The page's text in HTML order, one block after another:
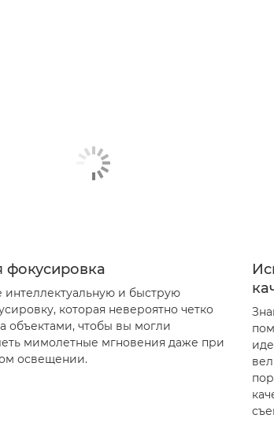
фокусировка
интеллектуальную и быструю
которая невероятно четко
объектами, чтобы вы могли
мимолетные мгновения даже при
освещении.